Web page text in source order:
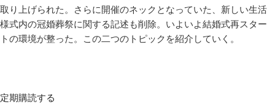
取り上げられた。さらに開催のネックとなっていた、新しい生活
様式内の冠婚葬祭に関する記述も削除。いよいよ結婚式再スター
トの環境が整った。この二つのトピックを紹介していく。
定期購読する